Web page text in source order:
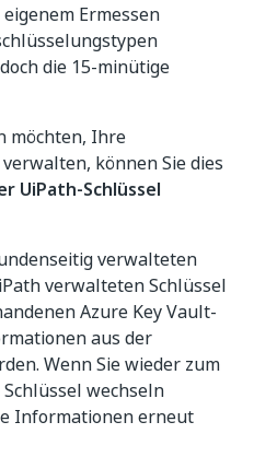
Ermessen
die 15-minütige
möchten, Ihre
können Sie dies
UiPath-Schlüssel
verwalteten
verwalteten Schlüssel
Azure Key Vault-
aus der
Wenn Sie wieder zum
wechseln
Informationen erneut